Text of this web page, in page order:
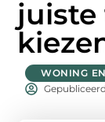
juiste
WONING